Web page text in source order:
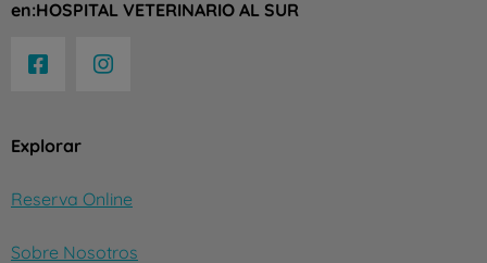
Explorar
Reserva Online
Sobre Nosotros
en:HOSPITAL VETERINARIO AL SUR